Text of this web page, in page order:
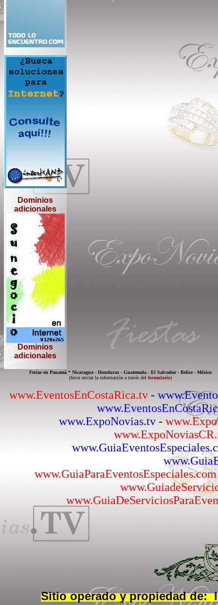
Dominios
adicionales
Dominios
adicionales
Ferias en Panamá * Nicaragua - Honduras - Guatemala - El Salvador - Belice - México
(favor enviar la información a través del formulario)
www.EventosEnCostaRica.tv-
www.ExpoNovias.tv -
www.GuiaParaEventosEspeciales.com
Sitio operado y propiedad de: